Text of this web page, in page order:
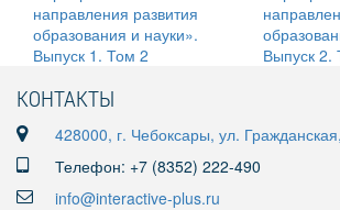
КОНТАКТЫ
428000, г. Чебоксары, ул.
Телефон: +7 (8352) 222-490
info@interactive-plus.ru